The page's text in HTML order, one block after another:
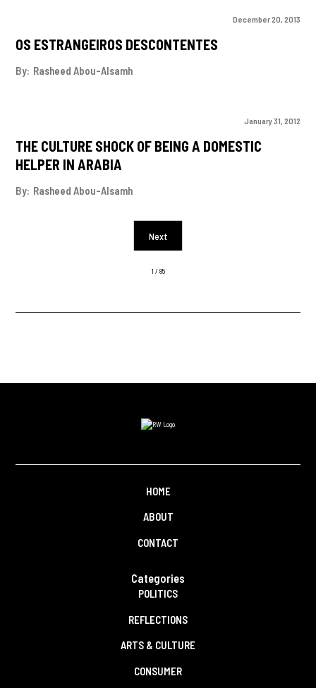
December 20, 2013
OS ESTRANGEIROS DESCONTENTES
By: Rasheed Abou-Alsamh
January 31, 2012
THE CULTURE SHOCK OF BEING A DOMESTIC
HELPER IN ARABIA
By: Rasheed Abou-Alsamh
Next
1 / 85
HOME
ABOUT
CONTACT
Categories
POLITICS
REFLECTIONS
ARTS & CULTURE
CONSUMER